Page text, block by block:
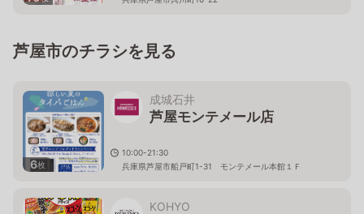
芦屋市のチラシを見る
6枚
成城石井
芦屋モンテメール店
10:00-21:30
兵庫県芦屋市船戸町1-31 モンテメール本館１Ｆ
KOHYO